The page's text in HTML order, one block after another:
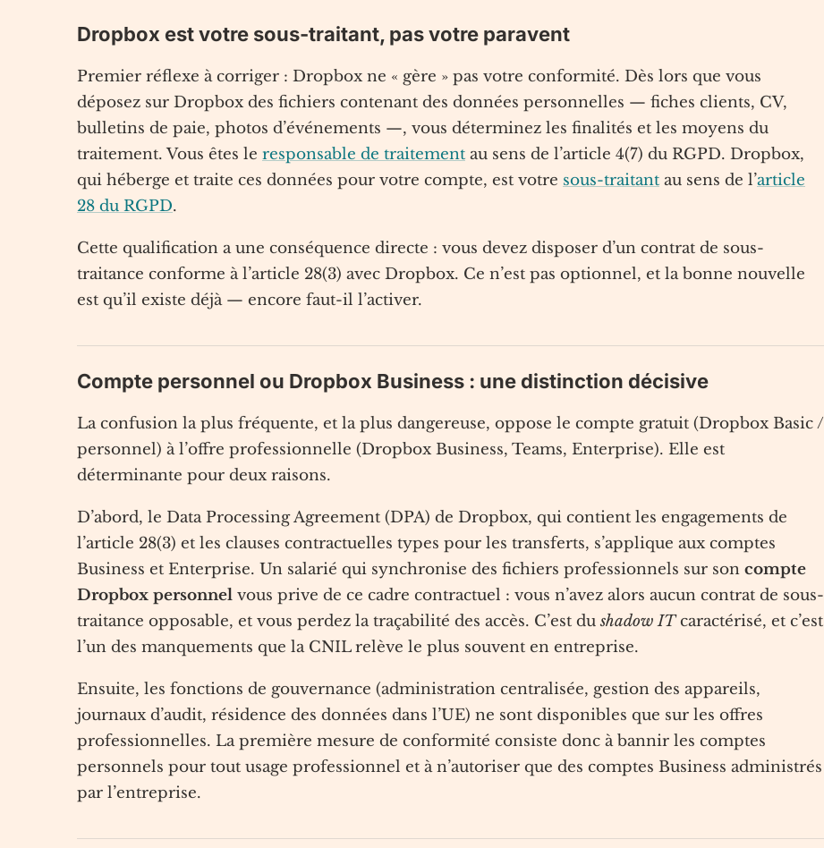
Dropbox est votre sous-traitant, pas votre paravent
Premier réflexe à corriger : Dropbox ne « gère » pas votre conformité. Dès lors que vous
déposez sur Dropbox des fichiers contenant des données personnelles — fiches clients, CV,
bulletins de paie, photos d’événements —, vous déterminez les finalités et les moyens du
traitement. Vous êtes le responsable de traitement au sens de l’article 4(7) du RGPD. Dropbox,
qui héberge et traite ces données pour votre compte, est votre sous-traitant au sens de l’article
28 du RGPD.
Cette qualification a une conséquence directe : vous devez disposer d’un contrat de sous-
traitance conforme à l’article 28(3) avec Dropbox. Ce n’est pas optionnel, et la bonne nouvelle
est qu’il existe déjà — encore faut-il l’activer.
Compte personnel ou Dropbox Business : une distinction décisive
La confusion la plus fréquente, et la plus dangereuse, oppose le compte gratuit (Dropbox Basic /
personnel) à l’offre professionnelle (Dropbox Business, Teams, Enterprise). Elle est
déterminante pour deux raisons.
D’abord, le Data Processing Agreement (DPA) de Dropbox, qui contient les engagements de
l’article 28(3) et les clauses contractuelles types pour les transferts, s’applique aux comptes
Business et Enterprise. Un salarié qui synchronise des fichiers professionnels sur son compte
Dropbox personnel vous prive de ce cadre contractuel : vous n’avez alors aucun contrat de sous-
traitance opposable, et vous perdez la traçabilité des accès. C’est dushadow ITcaractérisé, et c’est
l’un des manquements que la CNIL relève le plus souvent en entreprise.
Ensuite, les fonctions de gouvernance (administration centralisée, gestion des appareils,
journaux d’audit, résidence des données dans l’UE) ne sont disponibles que sur les offres
professionnelles. La première mesure de conformité consiste donc à bannir les comptes
personnels pour tout usage professionnel et à n’autoriser que des comptes Business administrés
par l’entreprise.